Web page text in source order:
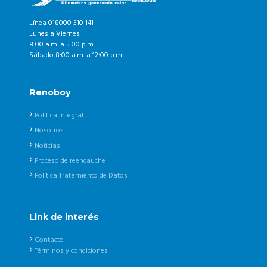
Línea 018000 510 141
Lunes a Viernes
8:00 a.m. a 5:00 p.m.
Sábado 8:00 a.m. a 12:00 p.m.
Renoboy
Política Integral
Nosotros
Noticias
Proceso de reencauche
Política Tratamiento de Datos
Link de interés
Contacto
Términos y condiciones